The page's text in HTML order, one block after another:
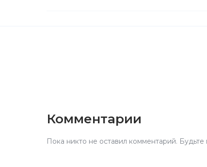
Комментарии
Пока никто не оставил комментарий. Будьте